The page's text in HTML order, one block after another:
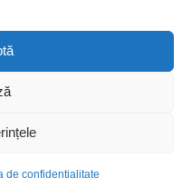
de confidențialitate